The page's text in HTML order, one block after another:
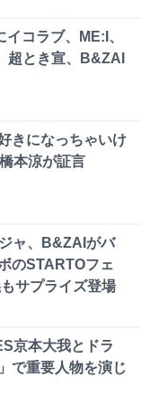
イコラブ、ME:I、
超とき宣、B&ZAI
きになっちゃいけ
本涼が証言
ャ、B&ZAIがバ
のSTARTOフェ
サプライズ登場
京本大我とドラ
で重要人物を演じ